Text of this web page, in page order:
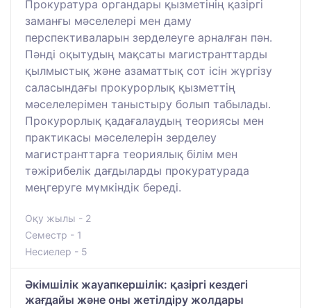
Прокуратура органдары қызметінің қазіргі
заманғы мәселелері мен даму
перспективаларын зерделеуге арналған пән.
Пәнді оқытудың мақсаты магистранттарды
қылмыстық және азаматтық сот ісін жүргізу
саласындағы прокурорлық қызметтің
мәселелерімен таныстыру болып табылады.
Прокурорлық қадағалаудың теориясы мен
практикасы мәселелерін зерделеу
магистранттарға теориялық білім мен
тәжірибелік дағдыларды прокуратурада
меңгеруге мүмкіндік береді.
Оқу жылы - 2
Семестр - 1
Несиелер - 5
Әкімшілік жауапкершілік: қазіргі кездегі
жағдайы және оны жетілдіру жолдары